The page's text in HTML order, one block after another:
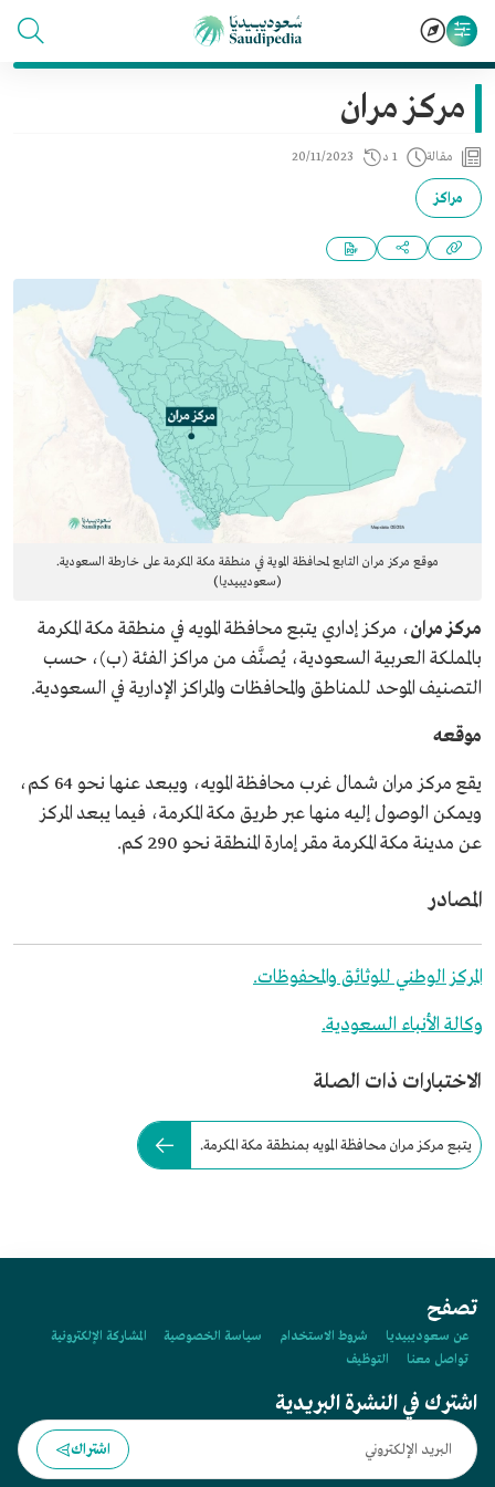
مركز مران
مقالة 1 د 20/11/2023
مراكز
موقع مركز مران التابع لمحافظة الموية في منطقة مكة المكرمة على خارطة السعودية.
(سعوديبيديا)
مركز مران، مركز إداري يتبع محافظة المويه في منطقة مكة المكرمة
بالمملكة العربية السعودية، يُصنَّف من مراكز الفئة (ب)، حسب
التصنيف الموحد للمناطق والمحافظات والمراكز الإدارية في السعودية.
موقعه
يقع مركز مران شمال غرب محافظة المويه، ويبعد عنها نحو 64 كم،
ويمكن الوصول إليه منها عبر طريق مكة المكرمة، فيما يبعد المركز
عن مدينة مكة المكرمة مقر إمارة المنطقة نحو 290 كم.
المصادر
المركز الوطني للوثائق والمحفوظات.
وكالة الأنباء السعودية.
الاختبارات ذات الصلة
يتبع مركز مران محافظة المويه بمنطقة مكة المكرمة.
تصفح
عن سعوديبيديا شروط الاستخدام سياسة الخصوصية
المشاركة الإلكترونية
تواصل معنا
التوظيف
اشترك في النشرة البريدية
اشتراك